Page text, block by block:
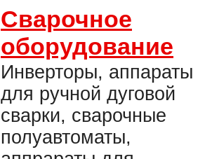
Сварочное
оборудование
Инверторы, аппараты
для ручной дуговой
сварки, сварочные
полуавтоматы,